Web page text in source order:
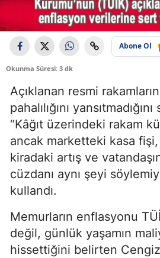
Abone Ol
Okunma Süresi: 3 dk
Açıklanan resmi
pahalılığını
“Kâğıt üzerindeki rakam
ancak marketteki kasa
kiradaki artış ve
cüzdanı aynı şeyi
kullandı.
Memurların enflasyonu
değil, günlük yaşamın
hissettiğini belirten